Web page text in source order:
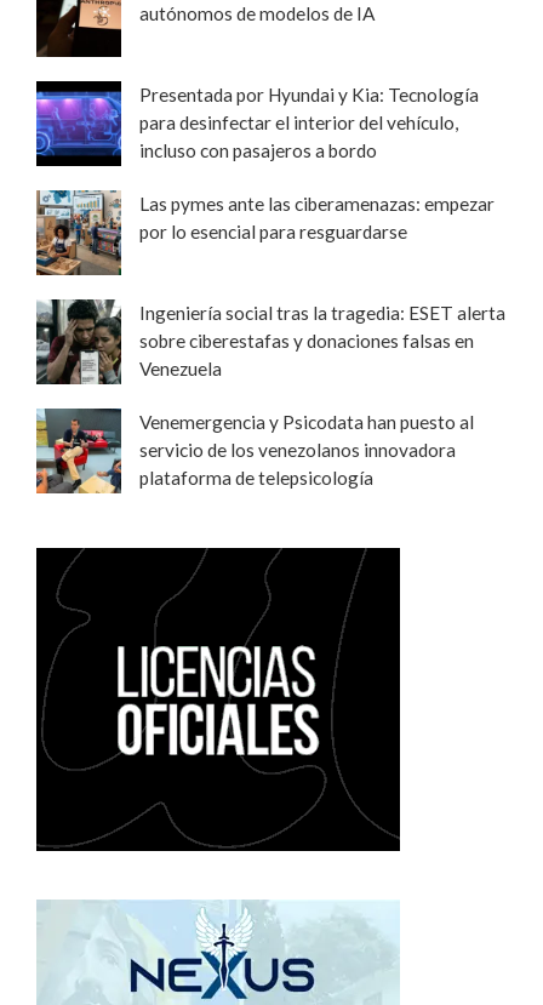
autónomos de modelos de IA
Presentada por Hyundai y Kia: Tecnología
para desinfectar el interior del vehículo,
incluso con pasajeros a bordo
Las pymes ante las ciberamenazas: empezar
por lo esencial para resguardarse
Ingeniería social tras la tragedia: ESET alerta
sobre ciberestafas y donaciones falsas en
Venezuela
Venemergencia y Psicodata han puesto al
servicio de los venezolanos innovadora
plataforma de telepsicología